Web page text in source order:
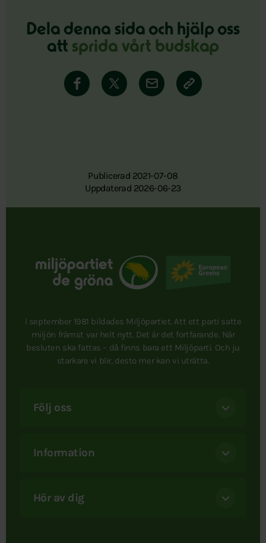
Dela denna sida och hjälp oss
att sprida vårt budskap
Publicerad 2021-07-08
Uppdaterad 2026-06-23
I september 1981 bildades Miljöpartiet. Att ett parti satte
miljön främst var helt nytt. Det är det fortfarande. När
besluten ska fattas – då finns bara ett Miljöparti. Och ju
starkare vi blir, desto mer kan vi uträtta.
Följ oss
Information
Hör av dig